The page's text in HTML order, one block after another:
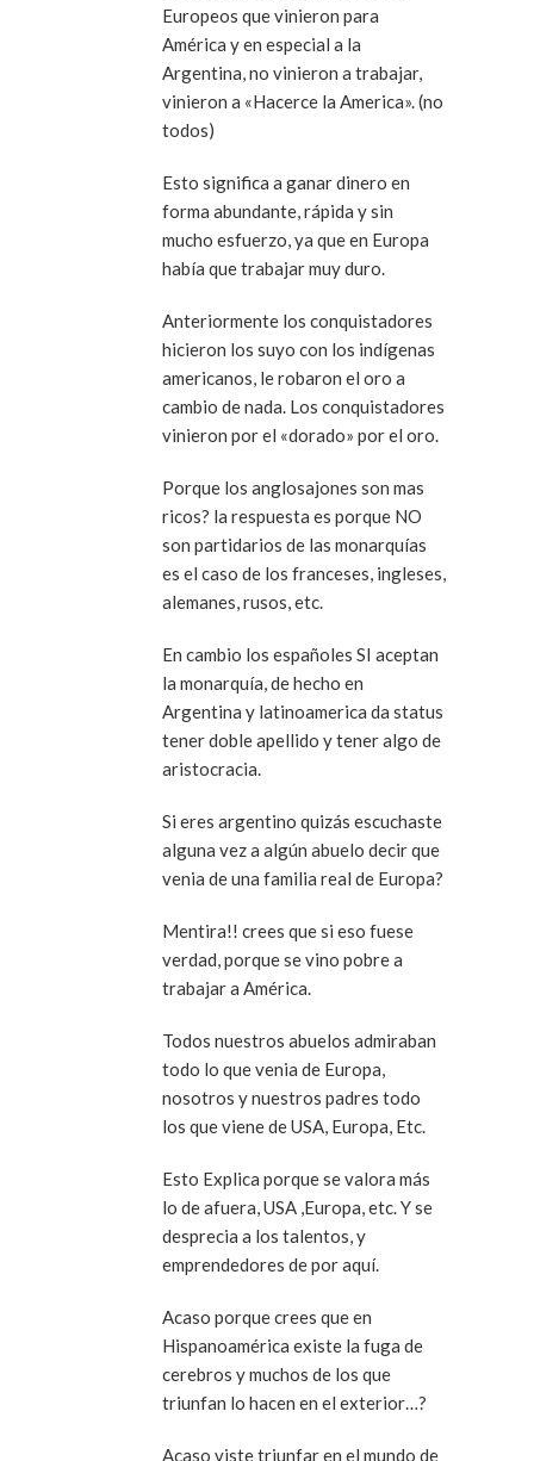
Europeos que vinieron para
América y en especial a la
Argentina, no vinieron a trabajar,
vinieron a «Hacerce la America». (no
todos)
Esto significa a ganar dinero en
forma abundante, rápida y sin
mucho esfuerzo, ya que en Europa
había que trabajar muy duro.
Anteriormente los conquistadores
hicieron los suyo con los indígenas
americanos, le robaron el oro a
cambio de nada. Los conquistadores
vinieron por el «dorado» por el oro.
Porque los anglosajones son mas
ricos? la respuesta es porque NO
son partidarios de las monarquías
es el caso de los franceses, ingleses,
alemanes, rusos, etc.
En cambio los españoles SI aceptan
la monarquía, de hecho en
Argentina y latinoamerica da status
tener doble apellido y tener algo de
aristocracia.
Si eres argentino quizás escuchaste
alguna vez a algún abuelo decir que
venia de una familia real de Europa?
Mentira!! crees que si eso fuese
verdad, porque se vino pobre a
trabajar a América.
Todos nuestros abuelos admiraban
todo lo que venia de Europa,
nosotros y nuestros padres todo
los que viene de USA, Europa, Etc.
Esto Explica porque se valora más
lo de afuera, USA ,Europa, etc. Y se
desprecia a los talentos, y
emprendedores de por aquí.
Acaso porque crees que en
Hispanoamérica existe la fuga de
cerebros y muchos de los que
triunfan lo hacen en el exterior…?
Acaso viste triunfar en el mundo de